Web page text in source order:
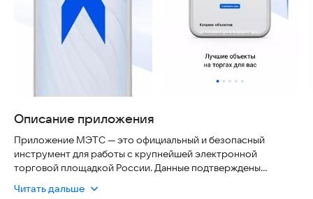
Описание приложения
Приложение МЭТС — это официальный и безопасный
инструмент для работы с крупнейшей электронной
торговой площадкой России. Данные подтверждены
надежность сделок. Вы можете быть уверены в легальности
Читать дальше